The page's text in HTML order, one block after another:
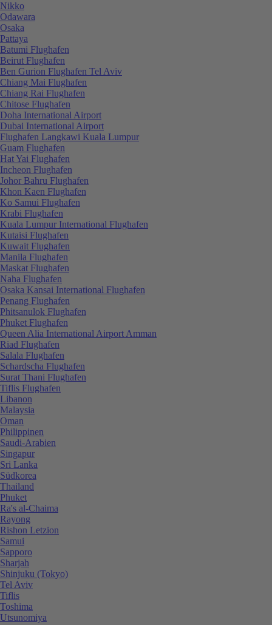
Nikko
Odawara
Osaka
Pattaya
Batumi Flughafen
Beirut Flughafen
Ben Gurion Flughafen Tel Aviv
Chiang Mai Flughafen
Chiang Rai Flughafen
Chitose Flughafen
Doha International Airport
Dubai International Airport
Flughafen Langkawi Kuala Lumpur
Guam Flughafen
Hat Yai Flughafen
Incheon Flughafen
Johor Bahru Flughafen
Khon Kaen Flughafen
Ko Samui Flughafen
Krabi Flughafen
Kuala Lumpur International Flughafen
Kutaisi Flughafen
Kuwait Flughafen
Manila Flughafen
Maskat Flughafen
Naha Flughafen
Osaka Kansai International Flughafen
Penang Flughafen
Phitsanulok Flughafen
Phuket Flughafen
Queen Alia International Airport Amman
Riad Flughafen
Salala Flughafen
Schardscha Flughafen
Surat Thani Flughafen
Tiflis Flughafen
Libanon
Malaysia
Oman
Philippinen
Saudi-Arabien
Singapur
Sri Lanka
Südkorea
Thailand
Phuket
Ra's al-Chaima
Rayong
Rishon Letzion
Samui
Sapporo
Sharjah
Shinjuku (Tokyo)
Tel Aviv
Tiflis
Toshima
Utsunomiya